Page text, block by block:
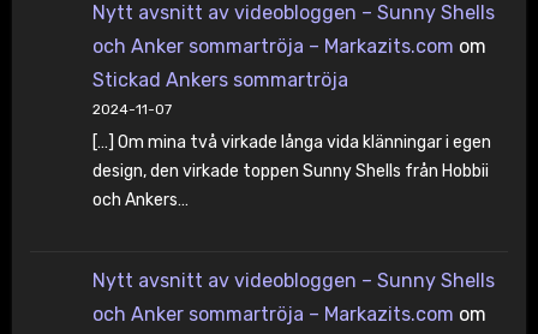
Nytt avsnitt av videobloggen – Sunny Shells
och Anker sommartröja – Markazits.com om
Stickad Ankers sommartröja
2024-11-07
[…] Om mina två virkade långa vida klänningar i egen
design, den virkade toppen Sunny Shells från Hobbii
och Ankers…
Nytt avsnitt av videobloggen – Sunny Shells
och Anker sommartröja – Markazits.com om